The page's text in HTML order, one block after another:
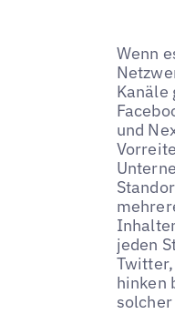
Wenn
Kanäle
und
jeden
Twitter,
hinken